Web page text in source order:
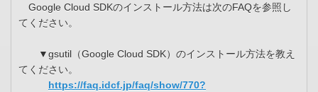
Google Cloud SDKのインストール方法は次のFAQを参照し
てください。
▼gsutil（Google Cloud SDK）のインストール方法を教え
てください。
https://faq.idcf.jp/faq/show/770?